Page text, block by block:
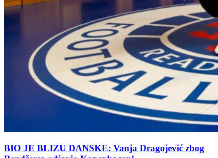
BIO JE BLIZU DANSKE: Vanja Dragojević zbog